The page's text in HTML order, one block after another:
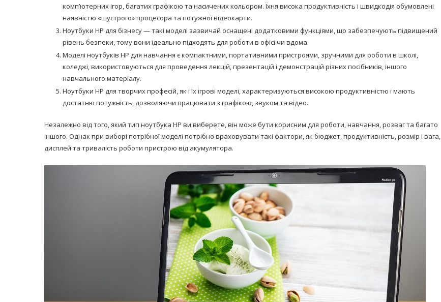
комп’ютерних ігор, багатих графікою та насичених кольором. Їхня висока продуктивність і швидкодія обумовлені
наявністю «шустрого» процесора та потужної відеокарти.
Ноутбуки HP для бізнесу — такі моделі зазвичай оснащені додатковими функціями, що забезпечують підвищений
рівень безпеки, тому вони ідеально підходять для роботи в офісі чи вдома.
Моделі ноутбуків HP для навчання є компактними, портативними пристроями, зручними для роботи в школі,
коледжі, використовуються для проведення лекцій, презентацій і демонстрацій різних посібників, іншого
навчального матеріалу.
Ноутбуки HP для творчих професій, як і їх ігрові моделі, характеризуються високою продуктивністю і мають
достатню потужність, дозволяючи працювати з графікою, звуком та відео.
Незалежно від того, який тип ноутбука HP ви виберете, він може бути корисним для роботи, навчання, розваг та багато
іншого. Однак при виборі потрібної моделі потрібно враховувати такі фактори, як бюджет, продуктивність, розмір і вага,
дисплей та тривалість роботи пристрою від акумулятора.